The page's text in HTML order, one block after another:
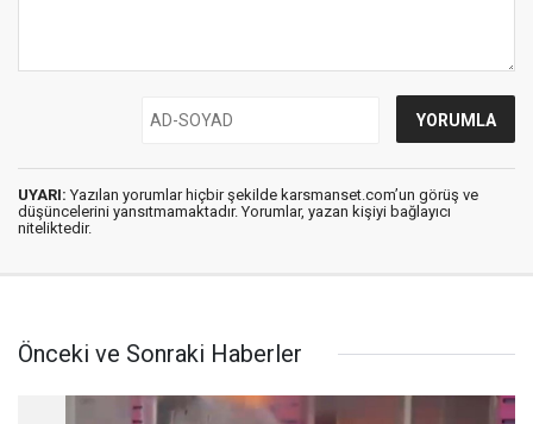
UYARI: Yazılan yorumlar hiçbir şekilde karsmanset.com’un görüş ve
düşüncelerini yansıtmamaktadır. Yorumlar, yazan kişiyi bağlayıcı
niteliktedir.
Önceki ve Sonraki Haberler